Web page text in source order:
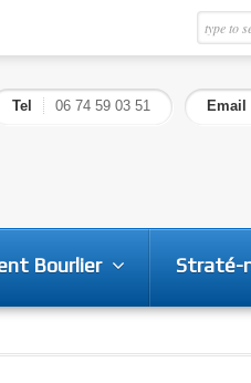
Tel 06 74 59 03 51 Email
Bourlier Straté-